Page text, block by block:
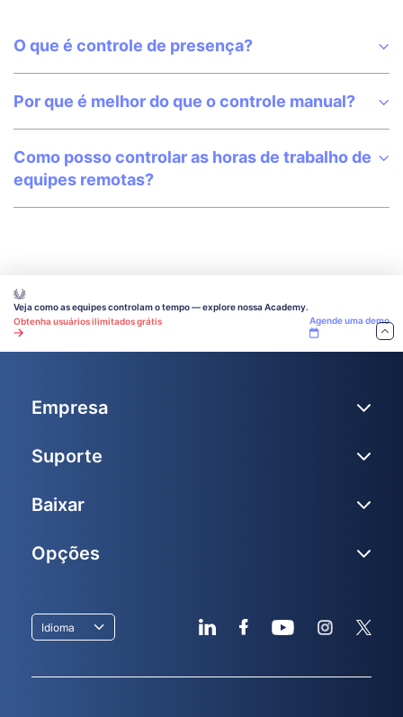
O que é controle de presença?
Por que é melhor do que o controle manual?
Como posso controlar as horas de trabalho de
equipes remotas?
Veja como as equipes controlam o tempo — explore nossa Academy.
Obtenha usuários ilimitados grátis
Agende uma demo
Idioma
Empresa
Suporte
Baixar
Opções